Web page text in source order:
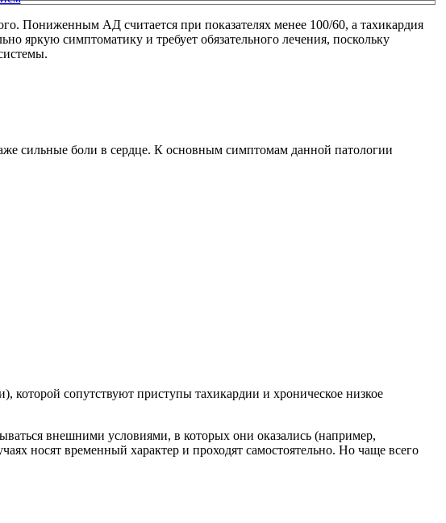
Пониженным АД считается при показателях менее 100/60, а тахикардия
яркую симптоматику и требует обязательного лечения, поскольку
сильные боли в сердце. К основным симптомам данной патологии
которой сопутствуют приступы тахикардии и хроническое низкое
внешними условиями, в которых они оказались (например,
носят временный характер и проходят самостоятельно. Но чаще всего